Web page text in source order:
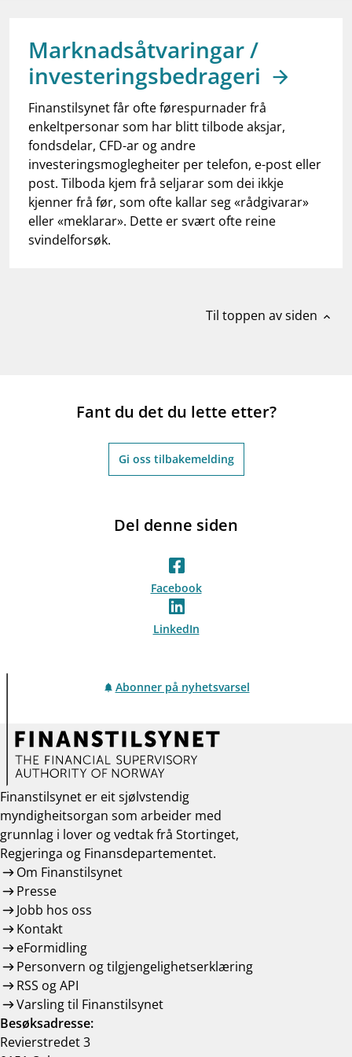
dashboardInformasjon for investorer
notifications_noneAbonner på nyhetsvarsel
Marknadsåtvaringar /
investeringsbedrageri
Finanstilsynet får ofte førespurnader frå
enkeltpersonar som har blitt tilbode aksjar,
fondsdelar, CFD-ar og andre
investeringsmoglegheiter per telefon, e-post eller
post. Tilboda kjem frå seljarar som dei ikkje
kjenner frå før, som ofte kallar seg «rådgivarar»
eller «meklarar». Dette er svært ofte reine
svindelforsøk.
Til toppen av siden expand_less
Fant du det du lette etter?
Gi oss tilbakemelding
Del denne siden
Facebook
LinkedIn
Abonner på nyhetsvarsel
Finanstilsynet er eit sjølvstendig
myndigheitsorgan som arbeider med
grunnlag i lover og vedtak frå Stortinget,
Regjeringa og Finansdepartementet.
Om Finanstilsynet
Presse
Jobb hos oss
Kontakt
eFormidling
Personvern og tilgjengelighetserklæring
RSS og API
Varsling til Finanstilsynet
Besøksadresse:
Revierstredet 3